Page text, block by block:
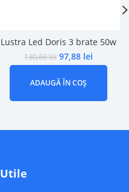
Lustra Led Doris 3 brate 50w
130,66lei 97,88 lei
ADAUGĂ ÎN COȘ
Utile